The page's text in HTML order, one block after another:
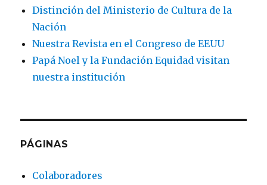
Distinción del Ministerio de Cultura de la
Nación
Nuestra Revista en el Congreso de EEUU
Papá Noel y la Fundación Equidad visitan
nuestra institución
PÁGINAS
Colaboradores